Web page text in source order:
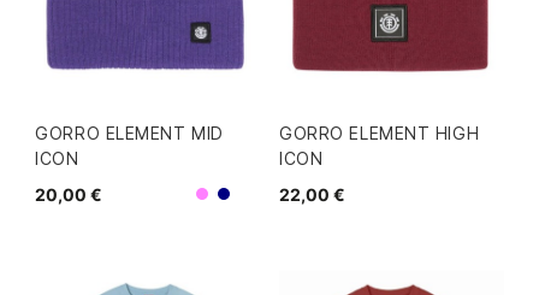
GORRO ELEMENT MID
ICON
20,00 €
Morado
Navy
GORRO ELEMENT HIGH
ICON
22,00 €